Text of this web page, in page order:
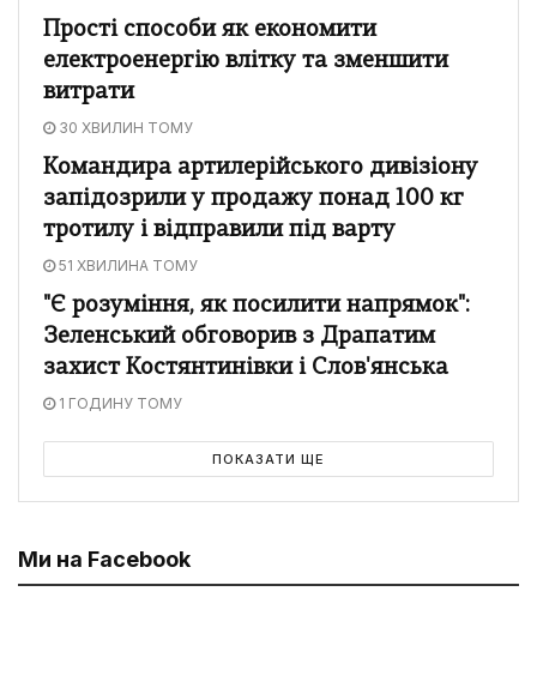
Прості способи як економити
електроенергію влітку та зменшити
витрати
30 ХВИЛИН ТОМУ
Командира артилерійського дивізіону
запідозрили у продажу понад 100 кг
тротилу і відправили під варту
51 ХВИЛИНА ТОМУ
"Є розуміння, як посилити напрямок":
Зеленський обговорив з Драпатим
захист Костянтинівки і Слов'янська
1 ГОДИНУ ТОМУ
ПОКАЗАТИ ЩЕ
Ми на Facebook